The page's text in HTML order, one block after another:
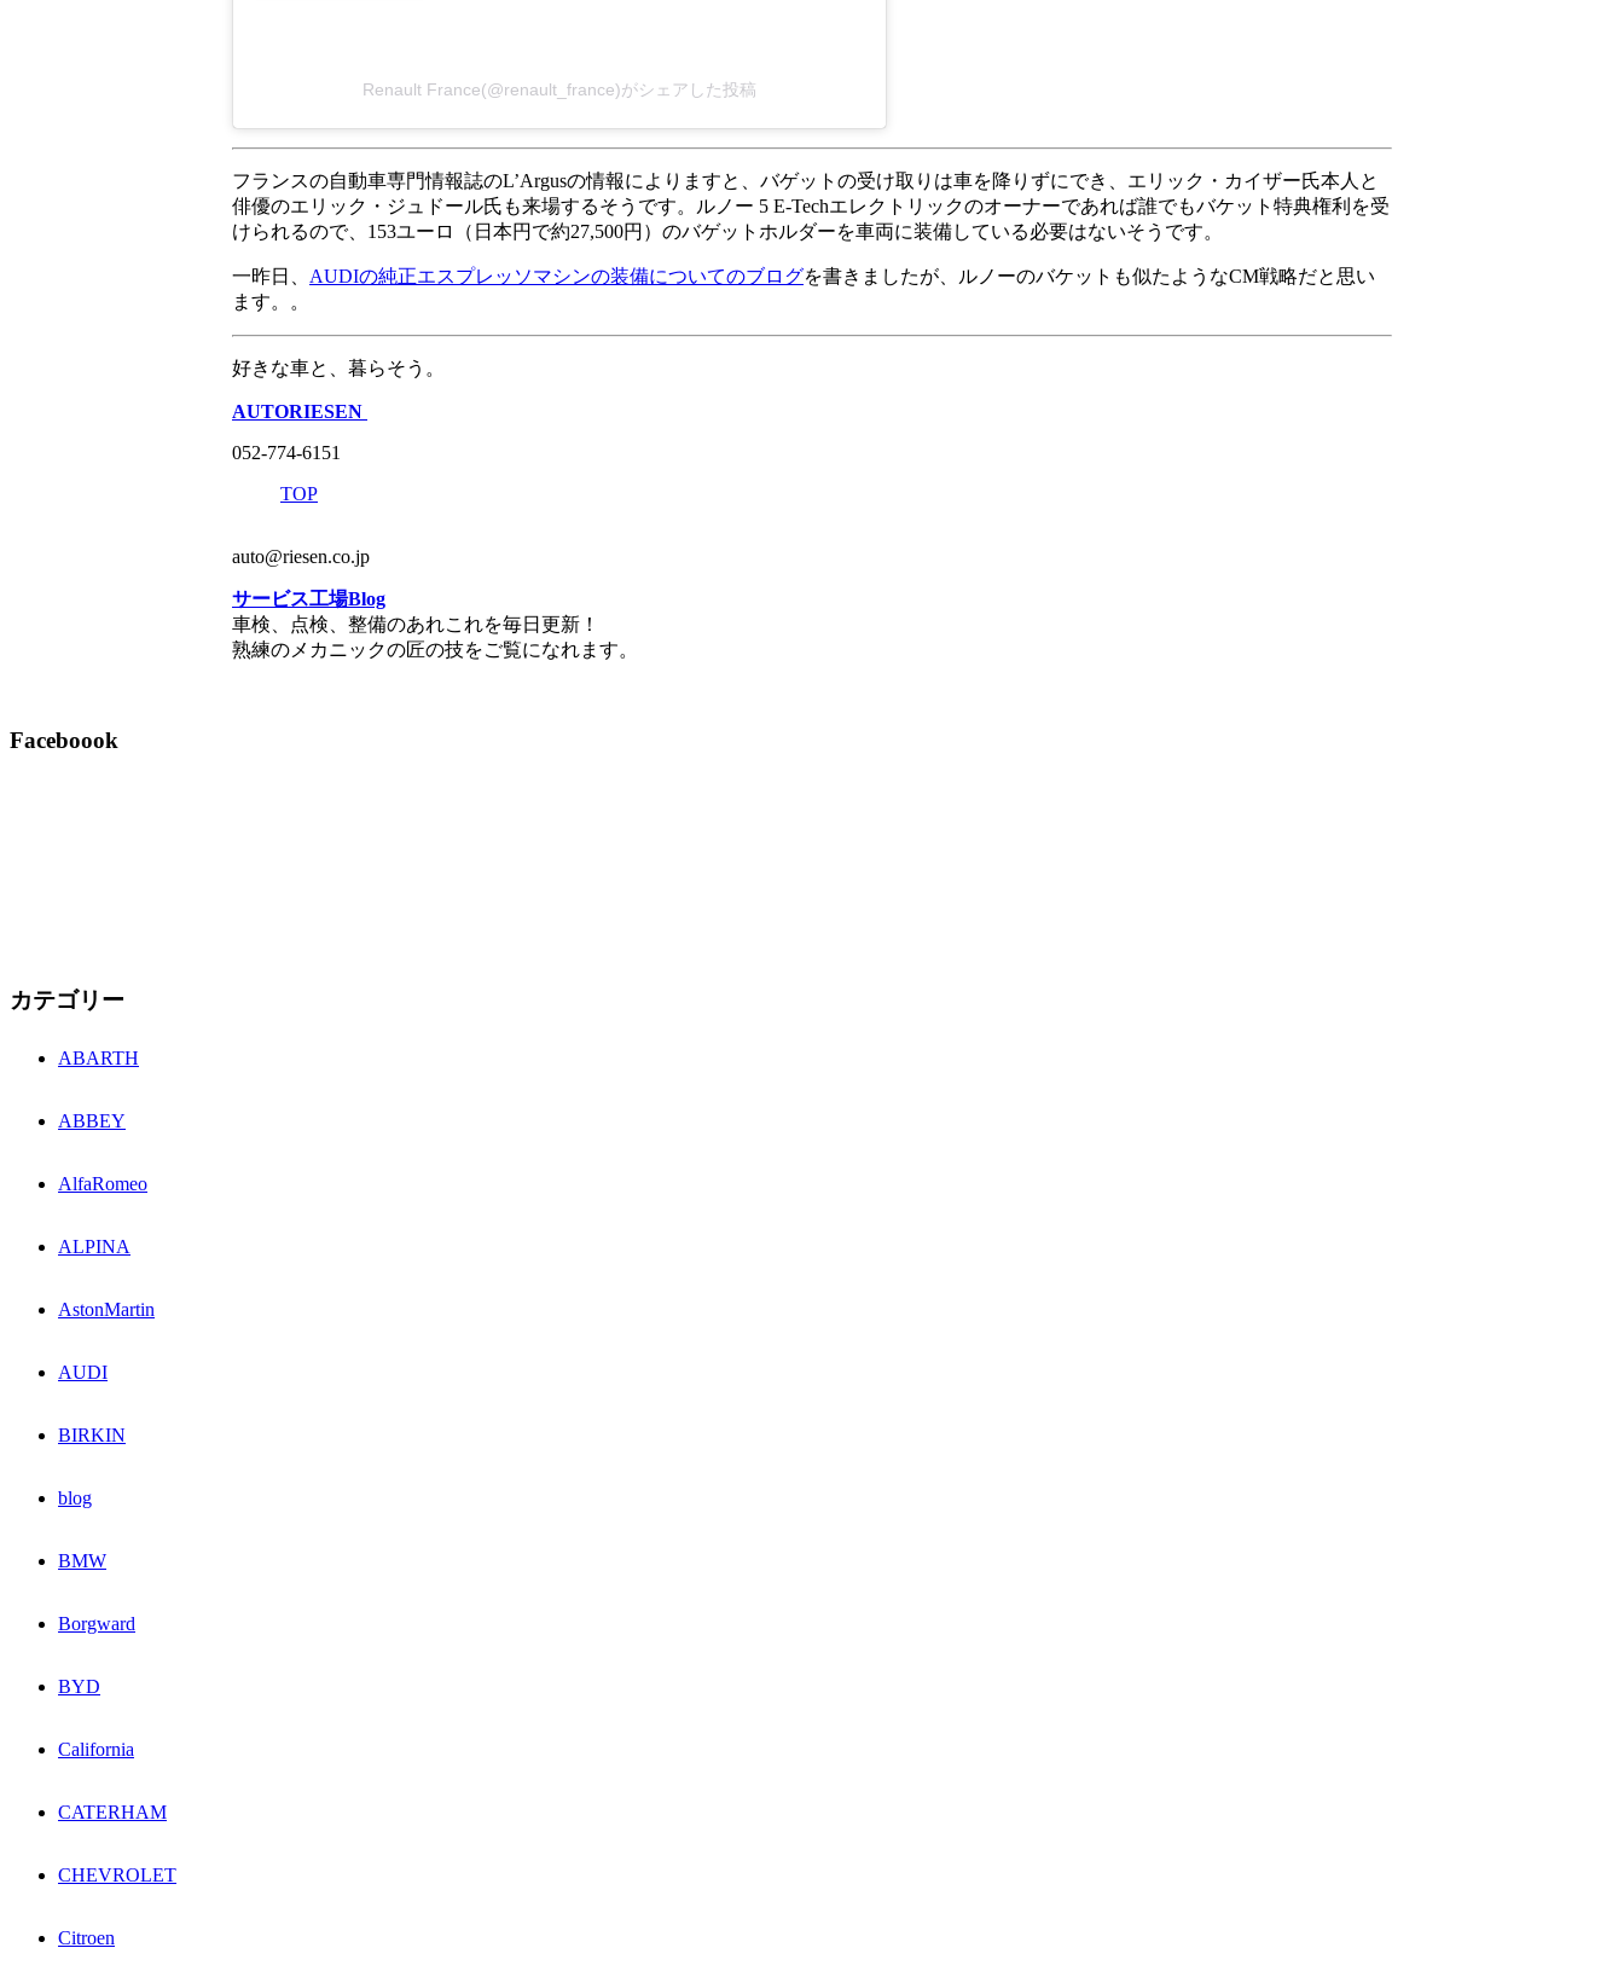
Renault France(@renault_france)がシェアした投稿
フランスの自動車専門情報誌のL’Argusの情報によりますと、バゲットの受け取りは車を降りずにでき、エリック・カイザー氏本人と
俳優のエリック・ジュドール氏も来場するそうです。ルノー 5 E-Techエレクトリックのオーナーであれば誰でもバケット特典権利を受
けられるので、153ユーロ（日本円で約27,500円）のバゲットホルダーを車両に装備している必要はないそうです。
一昨日、 AUDIの純正エスプレッソマシンの装備についてのブログを書きましたが、ルノーのバケットも似たようなCM戦略だと思い
ます。。
好きな車と、暮らそう。
AUTORIESEN
052-774-6151
TOP
auto@riesen.co.jp
サービス工場Blog
車検、点検、整備のあれこれを毎日更新！
熟練のメカニックの匠の技をご覧になれます。
Faceboook
カテゴリー
ABARTH
ABBEY
AlfaRomeo
ALPINA
AstonMartin
AUDI
BIRKIN
blog
BMW
Borgward
BYD
California
CATERHAM
CHEVROLET
Citroen